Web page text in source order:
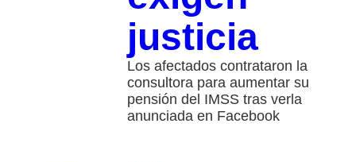
justicia
Los afectados contrataron la
consultora para aumentar su
pensión del IMSS tras verla
anunciada en Facebook